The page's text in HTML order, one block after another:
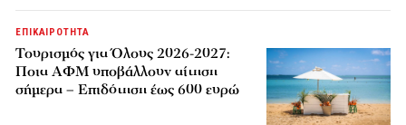
ΕΠΙΚΑΙΡΟΤΗΤΑ
Τουρισμός για Όλους 2026-2027:
Ποια ΑΦΜ υποβάλλουν αίτηση
σήμερα – Επιδότηση έως 600 ευρώ